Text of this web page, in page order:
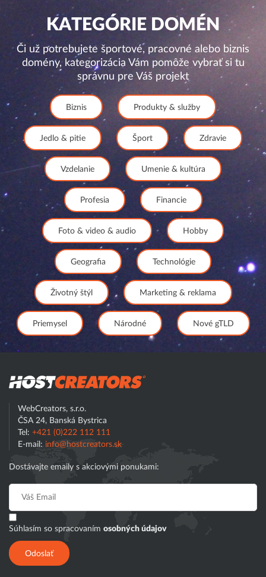
KATEGÓRIE DOMÉN
Či už potrebujete športové, pracovné alebo biznis
domény, kategorizácia Vám pomôže vybrať si tu
správnu pre Váš projekt
Biznis Produkty & služby
Jedlo & pitie Šport Zdravie
Vzdelanie Umenie & kultúra
Profesia Financie
Foto & video & audio Hobby
Geografia Technológie
Životný štýl Marketing & reklama
Priemysel Národné Nové gTLD
WebCreators, s.r.o.
ČSA 24, Banská Bystrica
Tel: +421 (0)222 112 111
E-mail: info@hostcreators.sk
Dostávajte emaily s akciovými ponukami:
Súhlasím so spracovaním osobných údajov
Odoslať